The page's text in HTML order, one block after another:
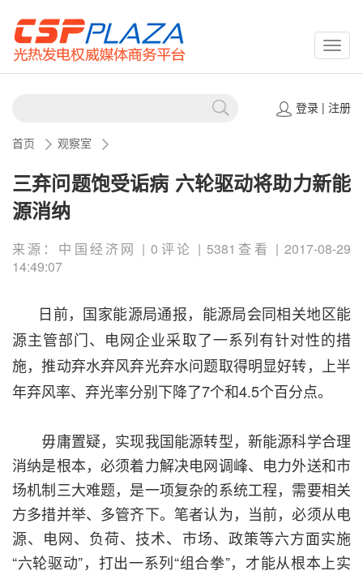
登录| 注册
首页 观察室
三弃问题饱受诟病 六轮驱动将助力新能
源消纳
来源：中国经济网 | 0评论 | 5381查看 | 2017-08-29
14:49:07
日前，国家能源局通报，能源局会同相关地区能
源主管部门、电网企业采取了一系列有针对性的措
施，推动弃水弃风弃光弃水问题取得明显好转，上半
年弃风率、弃光率分别下降了7个和4.5个百分点。
毋庸置疑，实现我国能源转型，新能源科学合理
消纳是根本，必须着力解决电网调峰、电力外送和市
场机制三大难题，是一项复杂的系统工程，需要相关
方多措并举、多管齐下。笔者认为，当前，必须从电
源、电网、负荷、技术、市场、政策等六方面实施
“六轮驱动”，打出一系列“组合拳”，才能从根本上实